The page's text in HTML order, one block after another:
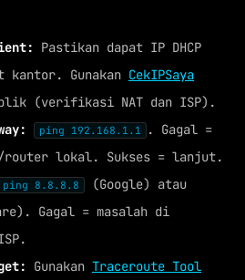
Pastikan dapat IP DHCP
kantor. Gunakan CekIPSaya
(verifikasi NAT dan ISP).
ping 192.168.1.1
. Gagal =
router lokal. Sukses = lanjut.
ping 8.8.8.8 (Google) atau
Gagal = masalah di
Gunakan Traceroute Tool